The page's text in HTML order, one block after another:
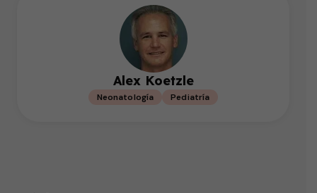
Alex Koetzle
Neonatología Pediatría